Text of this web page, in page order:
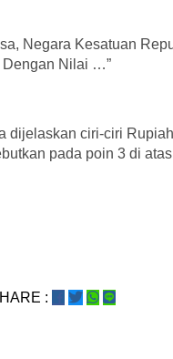
Negara Kesatuan
Dengan Nilai …”
dijelaskan ciri-ciri
pada poin 3 di
: